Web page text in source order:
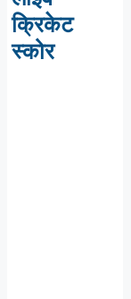
क्रिकेट
स्कोर